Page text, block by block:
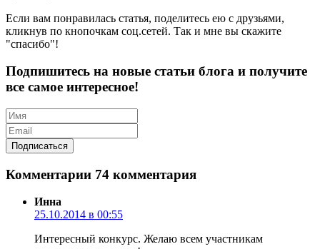
Если вам понравилась статья, поделитесь ею с друзьями,
кликнув по кнопочкам соц.сетей. Так и мне вы скажите
"спасибо"!
Подпишитесь на новые статьи блога и получите
все самое интересное!
Комментарии 74 комментария
Инна
25.10.2014 в 00:55
Интересный конкурс. Желаю всем участникам